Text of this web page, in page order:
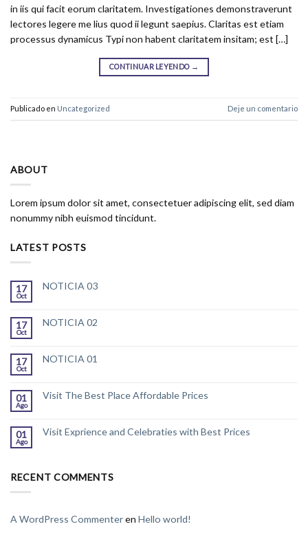
in iis qui facit eorum claritatem. Investigationes demonstraverunt
lectores legere me lius quod ii legunt saepius. Claritas est etiam
processus dynamicus Typi non habent claritatem insitam; est […]
CONTINUAR LEYENDO →
Publicado en Uncategorized Deje un comentario
ABOUT
Lorem ipsum dolor sit amet, consectetuer adipiscing elit, sed diam
nonummy nibh euismod tincidunt.
LATEST POSTS
17
Oct
NOTICIA 03
17
Oct
NOTICIA 02
17
Oct
NOTICIA 01
01
Ago
Visit The Best Place Affordable Prices
01
Ago
Visit Exprience and Celebraties with Best Prices
RECENT COMMENTS
A WordPress Commenteren Hello world!